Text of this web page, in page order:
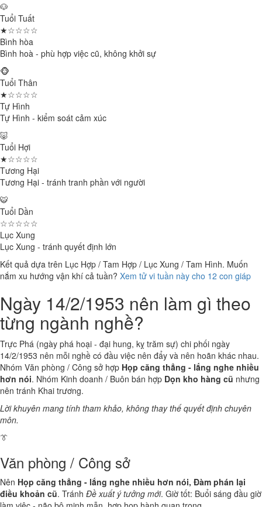
🐶
Tuổi Tuất
★☆☆☆☆
Bình hòa
Bình hoà - phù hợp việc cũ, không khởi sự
🐵
Tuổi Thân
★☆☆☆☆
Tự Hình
Tự Hình - kiểm soát cảm xúc
🐷
Tuổi Hợi
★☆☆☆☆
Tương Hại
Tương Hại - tránh tranh phần với người
🐯
Tuổi Dần
☆☆☆☆☆
Lục Xung
Lục Xung - tránh quyết định lớn
Kết quả dựa trên Lục Hợp / Tam Hợp / Lục Xung / Tam Hình. Muốn
nắm xu hướng vận khí cả tuần? Xem tử vi tuần này cho 12 con giáp
Ngày 14/2/1953 nên làm gì theo
từng ngành nghề?
Trực Phá (ngày phá hoại - đại hung, kỵ trăm sự) chi phối ngày
14/2/1953 nên mỗi nghề có đầu việc nên đẩy và nên hoãn khác nhau.
Nhóm Văn phòng / Công sở hợp Họp căng thẳng - lắng nghe nhiều
hơn nói. Nhóm Kinh doanh / Buôn bán hợp Dọn kho hàng cũ nhưng
nên tránh Khai trương.
Lời khuyên mang tính tham khảo, không thay thế quyết định chuyên
môn.
👔
Văn phòng / Công sở
Nên Họp căng thẳng - lắng nghe nhiều hơn nói, Đàm phán lại
điều khoản cũ. Tránh Đề xuất ý tưởng mới. Giờ tốt: Buổi sáng đầu giờ